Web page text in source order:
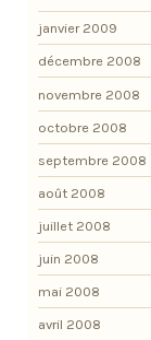
janvier 2009
décembre 2008
novembre 2008
octobre 2008
septembre 2008
août 2008
juillet 2008
juin 2008
mai 2008
avril 2008